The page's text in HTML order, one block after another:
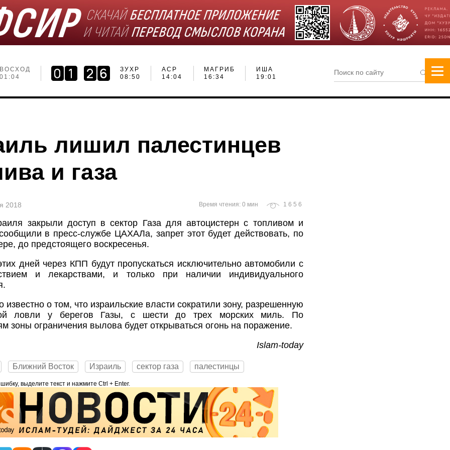
ВОСХОД
01:04
ЗУХР
08:50
АСР
14:04
МАГРИБ
16:34
ИША
19:01
лишил палестинцев
и газа
2018 Время чтения: 0 мин 1656
закрыли доступ в сектор Газа для автоцистерн с топливом и
в пресс-службе ЦАХАЛа, запрет этот будет действовать, по
до предстоящего воскресенья.
дней через КПП будут пропускаться исключительно автомобили с
и лекарствами, и только при наличии индивидуального
известно о том, что израильские власти сократили зону, разрешенную
ловли у берегов Газы, с шести до трех морских миль. По
зоны ограничения вылова будет открываться огонь на поражение.
Islam-today
Ближний Восток Израиль сектор газа палестинцы
выделите текст и нажмите Ctrl + Enter.